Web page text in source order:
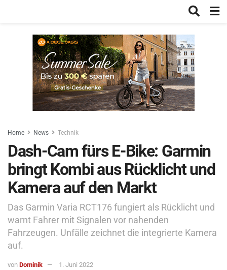
Home News Technik
Dash-Cam fürs E-Bike: Garmin
bringt Kombi aus Rücklicht und
Kamera auf den Markt
Das Garmin Varia RCT176 fungiert als Rücklicht und
warnt Fahrer mit Signalen vor nahenden
Fahrzeugen. Unfälle zeichnet die integrierte Kamera
auf.
von Dominik 1. Juni 2022